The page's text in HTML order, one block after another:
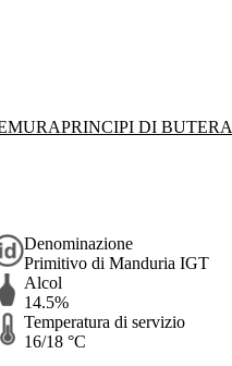
PRINCIPI DI BUTERA
Denominazione
Primitivo di Manduria IGT
Alcol
14.5%
Temperatura di servizio
16/18 °C